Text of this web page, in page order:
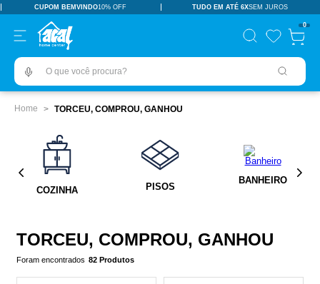
CUPOM BEMVINDO10% OFF TUDO EM ATÉ 6XSEM JUROS
0
O que você procura?
TORCEU, COMPROU, GANHOU
COZINHA PISOS
BANHEIRO
TORCEU, COMPROU, GANHOU
82 Produtos
TERMOS MAIS BUSCADOS
pisos revestimentos
º ceramica
vaso sanitário
6 revestimento
9 porta
10º 1